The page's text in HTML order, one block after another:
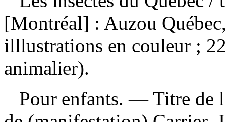
[Montréal] : Auzou
illlustrations en couleur ;
animalier).
Pour enfants. — Titre